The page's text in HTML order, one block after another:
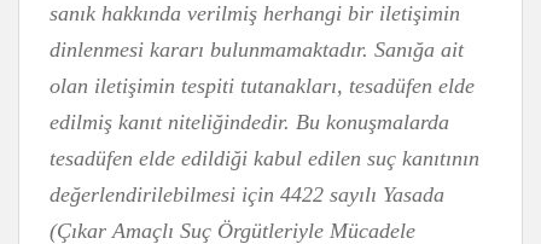
sanık hakkında verilmiş herhangi bir iletişimin
dinlenmesi kararı bulunmamaktadır. Sanığa ait
olan iletişimin tespiti tutanakları, tesadüfen elde
edilmiş kanıt niteliğindedir. Bu konuşmalarda
tesadüfen elde edildiği kabul edilen suç kanıtının
değerlendirilebilmesi için 4422 sayılı Yasada
(Çıkar Amaçlı Suç Örgütleriyle Mücadele